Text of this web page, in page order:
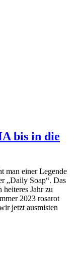
bis in die
man einer Legende
„Daily Soap“. Das
heiteres Jahr zu
2023 rosarot
jetzt ausmisten